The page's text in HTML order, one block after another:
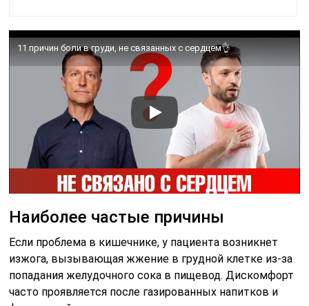
11 причин боли в груди, не связанных с сердцем👌
Наиболее частые причины
Если проблема в кишечнике, у пациента возникнет
изжога, вызывающая жжение в грудной клетке из-за
попадания желудочного сока в пищевод. Дискомфорт
часто проявляется после газированных напитков и